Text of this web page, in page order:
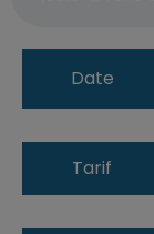
Date
Tarif